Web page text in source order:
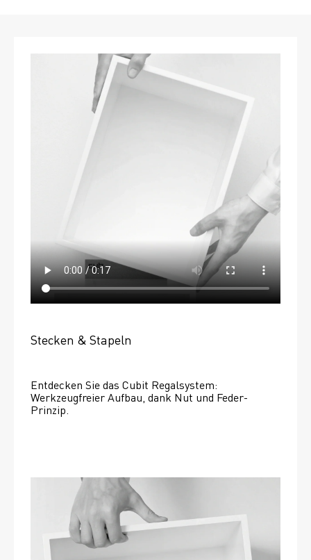
Stecken & Stapeln
Entdecken Sie das Cubit Regalsystem:
Werkzeugfreier Aufbau, dank Nut und Feder-
Prinzip.